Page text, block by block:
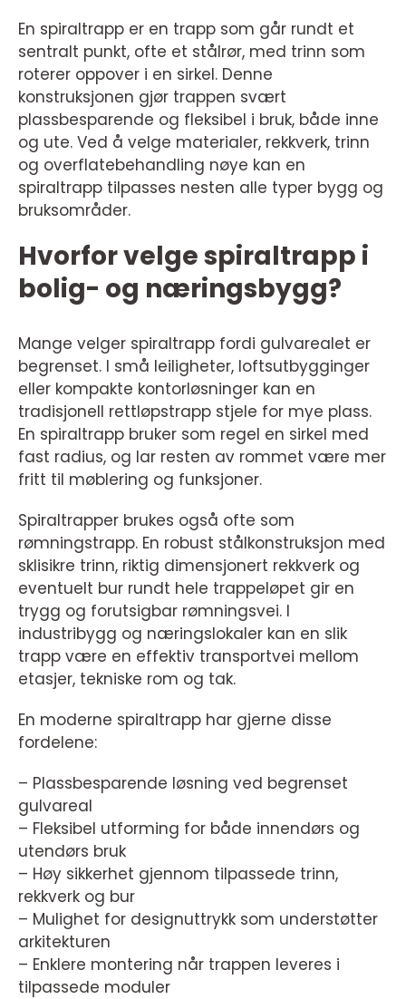
En spiraltrapp er en trapp som går rundt et
sentralt punkt, ofte et stålrør, med trinn som
roterer oppover i en sirkel. Denne
konstruksjonen gjør trappen svært
plassbesparende og fleksibel i bruk, både inne
og ute. Ved å velge materialer, rekkverk, trinn
og overflatebehandling nøye kan en
spiraltrapp tilpasses nesten alle typer bygg og
bruksområder.
Hvorfor velge spiraltrapp i
bolig- og næringsbygg?
Mange velger spiraltrapp fordi gulvarealet er
begrenset. I små leiligheter, loftsutbygginger
eller kompakte kontorløsninger kan en
tradisjonell rettløpstrapp stjele for mye plass.
En spiraltrapp bruker som regel en sirkel med
fast radius, og lar resten av rommet være mer
fritt til møblering og funksjoner.
Spiraltrapper brukes også ofte som
rømningstrapp. En robust stålkonstruksjon med
sklisikre trinn, riktig dimensjonert rekkverk og
eventuelt bur rundt hele trappeløpet gir en
trygg og forutsigbar rømningsvei. I
industribygg og næringslokaler kan en slik
trapp være en effektiv transportvei mellom
etasjer, tekniske rom og tak.
En moderne spiraltrapp har gjerne disse
fordelene:
– Plassbesparende løsning ved begrenset
gulvareal
– Fleksibel utforming for både innendørs og
utendørs bruk
– Høy sikkerhet gjennom tilpassede trinn,
rekkverk og bur
– Mulighet for designuttrykk som understøtter
arkitekturen
– Enklere montering når trappen leveres i
tilpassede moduler